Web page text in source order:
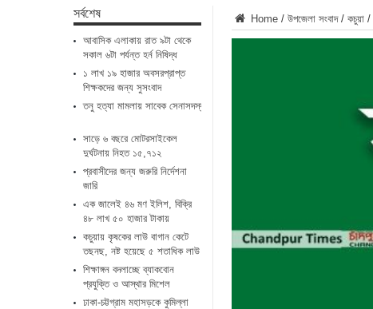
Home / উপজেলা সংবাদ / কচুয়া /
সর্বশেষ
আবাসিক এলাকায় রাত ৯টা থেকে
সকাল ৬টা পর্যন্ত হর্ন নিষিদ্ধ
১ লাখ ১৯ হাজার অবসরপ্রাপ্ত
শিক্ষকদের জন্য সুসংবাদ
তনু হত্যা মামলায় সাবেক সেনাসদস্য ফের গ্রেপ্তার
সাড়ে ৬ বছরে মোটরসাইকেল
দুর্ঘটনায় নিহত ১৫,৭১২
প্রবাসীদের জন্য জরুরি নির্দেশনা
জারি
এক জালেই ৪৬ মণ ইলিশ, বিক্রি
৪৮ লাখ ৫০ হাজার টাকায়
কচুয়ায় কৃষকের লাউ বাগান কেটে
তছনছ, নষ্ট হয়েছে ৫ শতাধিক লাউ
শিক্ষাঙ্গন বদলাচ্ছে ব্যাকবোন
প্রযুক্তি ও আস্থার মিশেল
ঢাকা-চট্টগ্রাম মহাসড়কে কুমিল্লা